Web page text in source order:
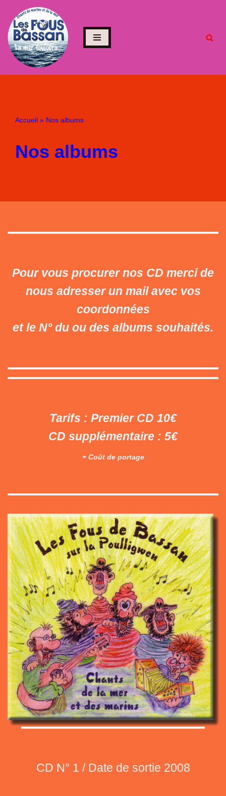
Aller
au
contenu
Accueil » Nos albums
Nos albums
Pour vous procurer nos CD merci de
nous adresser un mail avec vos
coordonnées
et le N° du ou des albums souhaités.
Tarifs : Premier CD 10€
CD supplémentaire : 5€
+ Coût de portage
CD N° 1 / Date de sortie 2008